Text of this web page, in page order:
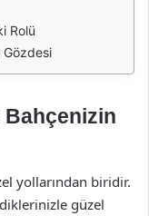
Rolü
Gözdesi
Bahçenizin
yollarından biridir.
güzel